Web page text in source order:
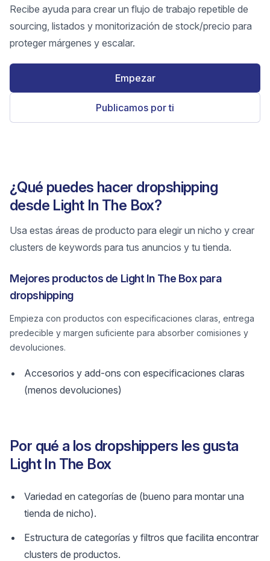
Recibe ayuda para crear un flujo de trabajo repetible de
sourcing, listados y monitorización de stock/precio para
proteger márgenes y escalar.
Empezar
Publicamos por ti
¿Qué puedes hacer dropshipping
desde Light In The Box?
Usa estas áreas de producto para elegir un nicho y crear
clusters de keywords para tus anuncios y tu tienda.
Mejores productos de Light In The Box para
dropshipping
Empieza con productos con especificaciones claras, entrega
predecible y margen suficiente para absorber comisiones y
devoluciones.
Accesorios y add-ons con especificaciones claras
(menos devoluciones)
Por qué a los dropshippers les gusta
Light In The Box
Variedad en categorías de (bueno para montar una
tienda de nicho).
Estructura de categorías y filtros que facilita encontrar
clusters de productos.